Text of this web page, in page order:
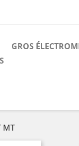
GROS
MT